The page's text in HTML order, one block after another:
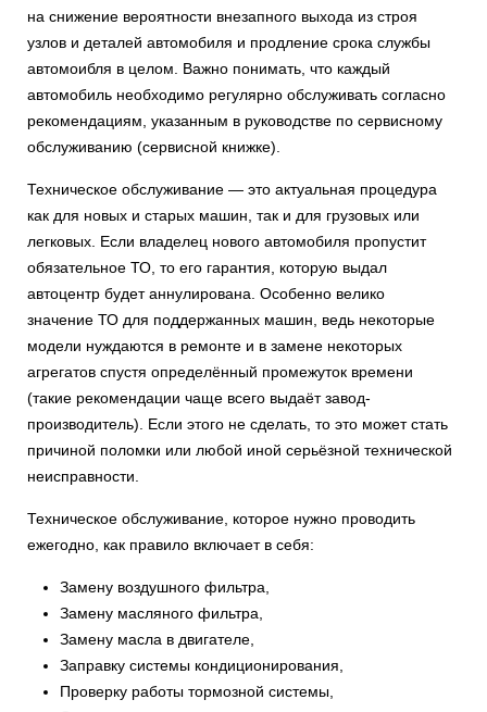
на снижение вероятности внезапного выхода из строя
узлов и деталей автомобиля и продление срока службы
автомоибля в целом. Важно понимать, что каждый
автомобиль необходимо регулярно обслуживать согласно
рекомендациям, указанным в руководстве по сервисному
обслуживанию (сервисной книжке).
Техническое обслуживание — это актуальная процедура
как для новых и старых машин, так и для грузовых или
легковых. Если владелец нового автомобиля пропустит
обязательное ТО, то его гарантия, которую выдал
автоцентр будет аннулирована. Особенно велико
значение ТО для поддержанных машин, ведь некоторые
модели нуждаются в ремонте и в замене некоторых
агрегатов спустя определённый промежуток времени
(такие рекомендации чаще всего выдаёт завод-
производитель). Если этого не сделать, то это может стать
причиной поломки или любой иной серьёзной технической
неисправности.
Техническое обслуживание, которое нужно проводить
ежегодно, как правило включает в себя:
Замену воздушного фильтра,
Замену масляного фильтра,
Замену масла в двигателе,
Заправку системы кондиционирования,
Проверку работы тормозной системы,